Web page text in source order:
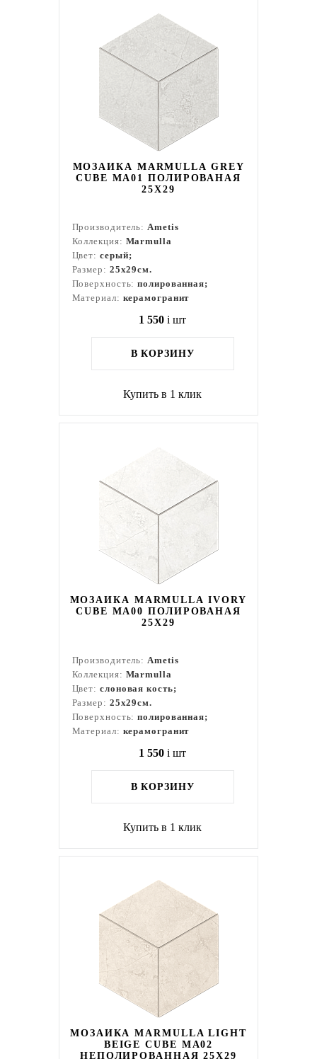
МОЗАИКА MARMULLA GREY
CUBE MA01 ПОЛИРОВАНАЯ
25X29
Производитель:Ametis
Коллекция: Marmulla
Цвет: серый;
Размер: 25x29см.
Поверхность:полированная;
Материал: керамогранит
1 550 i шт
В КОРЗИНУ
Купить в 1 клик
МОЗАИКА MARMULLA IVORY
CUBE MA00 ПОЛИРОВАНАЯ
25X29
Производитель:Ametis
Коллекция: Marmulla
Цвет: слоновая кость;
Размер: 25x29см.
Поверхность:полированная;
Материал: керамогранит
1 550 i шт
В КОРЗИНУ
Купить в 1 клик
МОЗАИКА MARMULLA LIGHT
BEIGE CUBE MA02
НЕПОЛИРОВАННАЯ 25X29